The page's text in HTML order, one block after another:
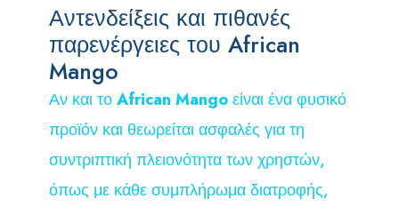
Αντενδείξεις και πιθανές
παρενέργειες του African
Mango
Αν και τοAfrican Mangoείναι ένα φυσικό
προϊόν και θεωρείται ασφαλές για τη
συντριπτική πλειονότητα των χρηστών,
όπως με κάθε συμπλήρωμα διατροφής,